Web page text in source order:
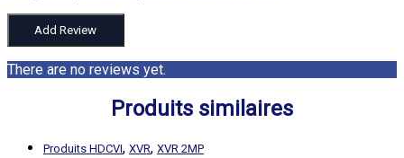
There are no reviews yet.
Produits similaires
Produits HDCVI, XVR, XVR 2MP